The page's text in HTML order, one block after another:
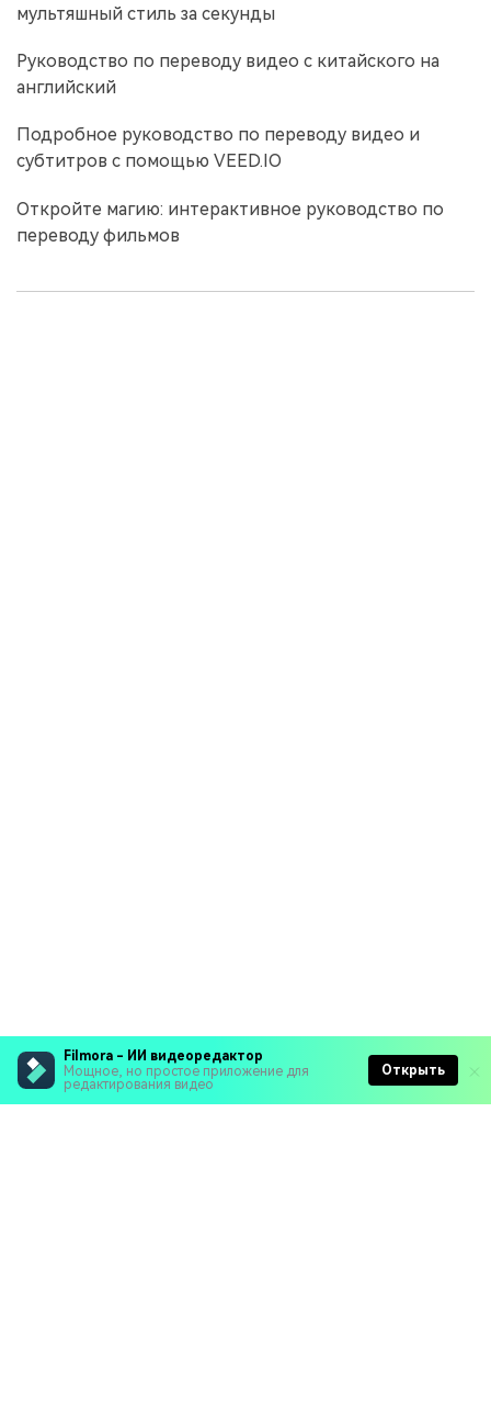
Filmora - ИИ видеоредактор
Мощное, но простое приложение для
редактирования видео
Открыть
мультяшный стиль за секунды
Руководство по переводу видео с китайского на
английский
Подробное руководство по переводу видео и
субтитров с помощью VEED.IO
Откройте магию: интерактивное руководство по
переводу фильмов